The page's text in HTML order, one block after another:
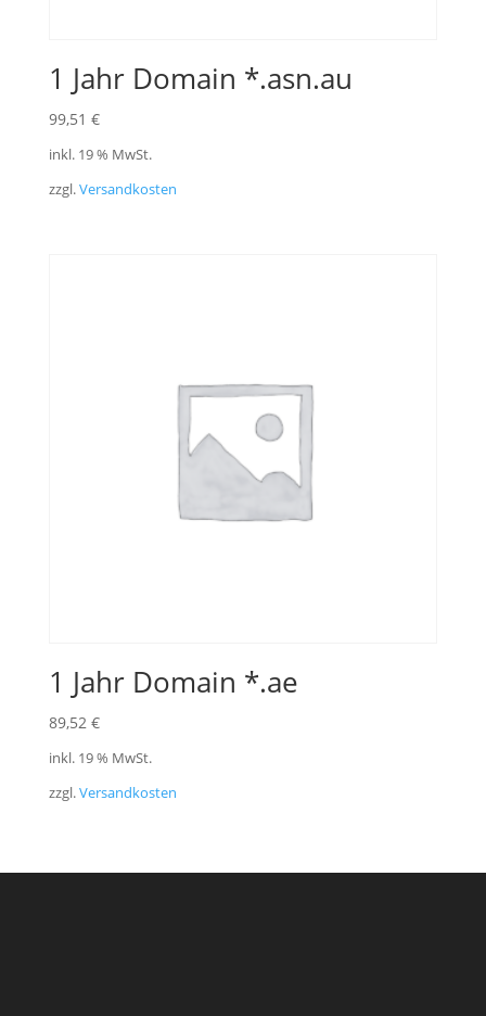
1 Jahr Domain *.asn.au
99,51 €
inkl. 19 % MwSt.
zzgl.Versandkosten
1 Jahr Domain *.ae
89,52 €
inkl. 19 % MwSt.
zzgl.Versandkosten